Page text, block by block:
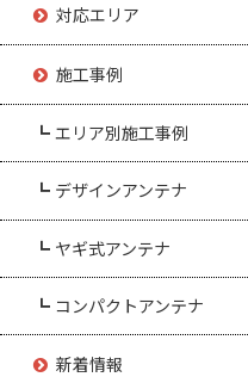
対応エリア
施工事例
┗ エリア別施工事例
┗ デザインアンテナ
┗ ヤギ式アンテナ
┗ コンパクトアンテナ
新着情報